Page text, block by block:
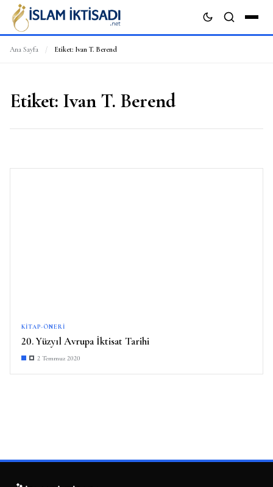
Ana Sayfa / Etiket: Ivan T. Berend
Etiket: Ivan T. Berend
KITAP-ÖNERI
20. Yüzyıl Avrupa İktisat Tarihi
2 Temmuz 2020